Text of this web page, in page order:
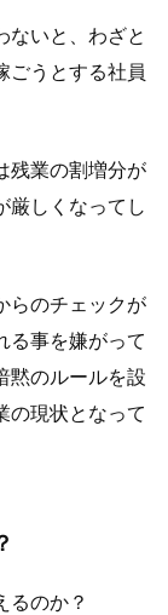
ないと、わざと
ごうとする社員
残業の割増分が
厳しくなってし
らのチェックが
る事を嫌がって
黙のルールを設
の現状となって
るのか？